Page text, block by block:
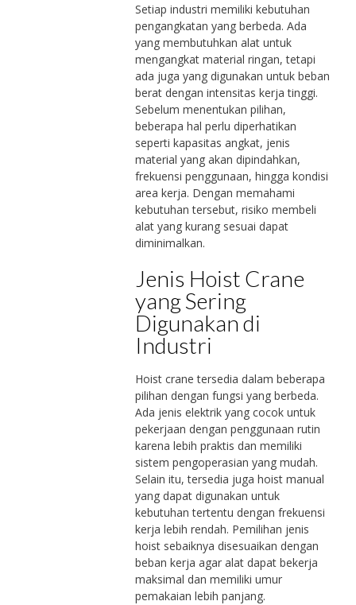
Setiap industri memiliki kebutuhan
pengangkatan yang berbeda. Ada
yang membutuhkan alat untuk
mengangkat material ringan, tetapi
ada juga yang digunakan untuk beban
berat dengan intensitas kerja tinggi.
Sebelum menentukan pilihan,
beberapa hal perlu diperhatikan
seperti kapasitas angkat, jenis
material yang akan dipindahkan,
frekuensi penggunaan, hingga kondisi
area kerja. Dengan memahami
kebutuhan tersebut, risiko membeli
alat yang kurang sesuai dapat
diminimalkan.
Jenis Hoist Crane
yang Sering
Digunakan di
Industri
Hoist crane tersedia dalam beberapa
pilihan dengan fungsi yang berbeda.
Ada jenis elektrik yang cocok untuk
pekerjaan dengan penggunaan rutin
karena lebih praktis dan memiliki
sistem pengoperasian yang mudah.
Selain itu, tersedia juga hoist manual
yang dapat digunakan untuk
kebutuhan tertentu dengan frekuensi
kerja lebih rendah. Pemilihan jenis
hoist sebaiknya disesuaikan dengan
beban kerja agar alat dapat bekerja
maksimal dan memiliki umur
pemakaian lebih panjang.